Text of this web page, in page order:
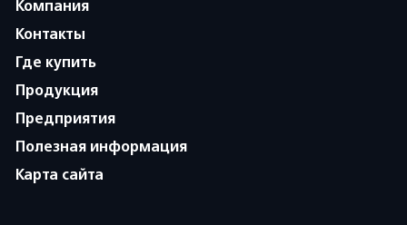
Компания
Контакты
Где купить
Продукция
Предприятия
Полезная информация
Карта сайта